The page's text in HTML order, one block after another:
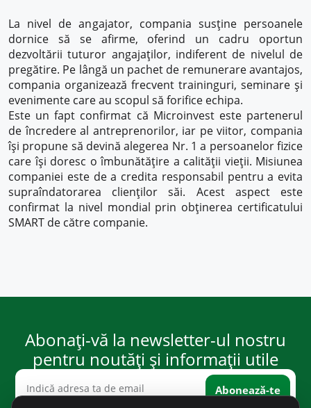
La nivel de angajator, compania susține persoanele
dornice să se afirme, oferind un cadru oportun
dezvoltării tuturor angajaților, indiferent de nivelul de
pregătire. Pe lângă un pachet de remunerare avantajos,
compania organizează frecvent traininguri, seminare și
evenimente care au scopul să forifice echipa.
Este un fapt confirmat că Microinvest este partenerul
de încredere al antreprenorilor, iar pe viitor, compania
își propune să devină alegerea Nr. 1 a persoanelor fizice
care își doresc o îmbunătățire a calității vieții. Misiunea
companiei este de a credita responsabil pentru a evita
supraîndatorarea clienților săi. Acest aspect este
confirmat la nivel mondial prin obținerea certificatului
SMART de către companie.
Abonați-vă la newsletter-ul nostru
pentru noutăți și informații utile